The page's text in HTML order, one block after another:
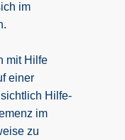
im
mit Hilfe
einer
Hilfe-
im
zu